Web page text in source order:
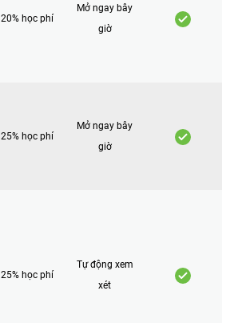
20% học phí
Mở ngay bây
giờ
25% học phí
Mở ngay bây
giờ
25% học phí
Tự động xem
xét